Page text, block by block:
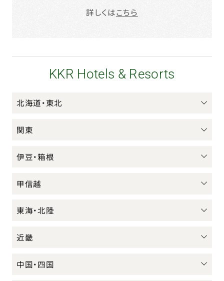
詳しくはこちら
KKR Hotels & Resorts
北海道・東北
関東
伊豆・箱根
甲信越
東海・北陸
近畿
中国・四国